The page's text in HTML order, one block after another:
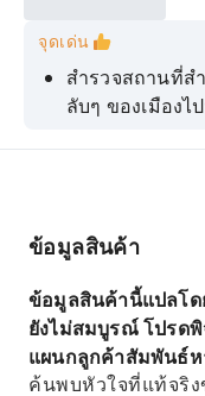
จุดเด่น
สำรวจสถานที่
ลับๆ ของเมือง
สัมผัสบรรยากา
ปราสาทดับลิน แ
ประจำวันของเ
รับฟังเรื่องราว
วัฒนธรรมของเ
ข้อมูลสินค้า
ข้อมูลสินค้านี้แปลโ
ยังไม่สมบูรณ์ โปรด
แผนกลูกค้าสัมพันธ์ห
ค้นพบหัวใจที่แท้จริง